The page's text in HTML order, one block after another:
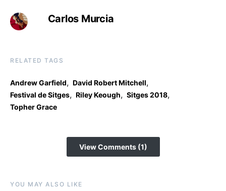
Carlos Murcia
RELATED TAGS
Andrew Garfield, David Robert Mitchell,
Festival de Sitges, Riley Keough, Sitges 2018,
Topher Grace
View Comments (1)
YOU MAY ALSO LIKE